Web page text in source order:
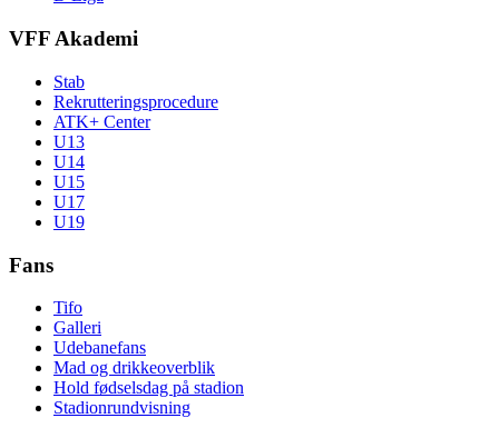
VFF Akademi
Stab
Rekrutteringsprocedure
ATK+ Center
U13
U14
U15
U17
U19
Fans
Tifo
Galleri
Udebanefans
Mad og drikkeoverblik
Hold fødselsdag på stadion
Stadionrundvisning